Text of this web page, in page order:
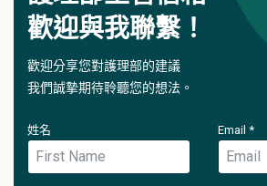
歡迎與我聯繫！
歡迎分享您對護理部的建議
我們誠摯期待聆聽您的想法。
姓名 Email *